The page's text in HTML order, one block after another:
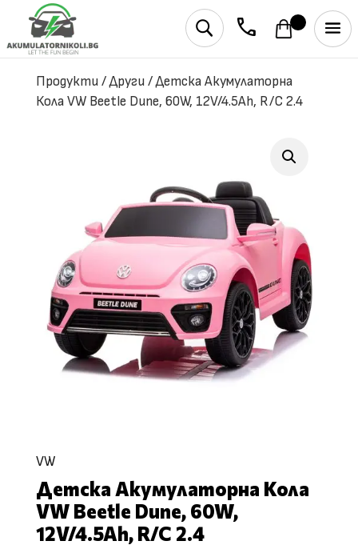
phone
U
Продукти/Други/Детска Акумулаторна
Кола VW Beetle Dune, 60W, 12V/4.5Ah, R/C 2.4
VW
Детска Акумулаторна Кола
VW Beetle Dune, 60W,
12V/4.5Ah, R/C 2.4